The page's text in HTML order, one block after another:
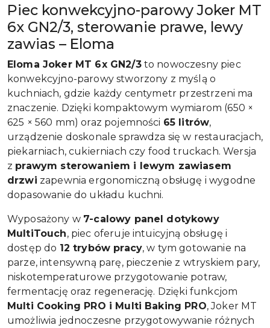
Piec konwekcyjno-parowy Joker MT
6x GN2/3, sterowanie prawe, lewy
zawias – Eloma
Eloma Joker MT 6x GN2/3to nowoczesny piec
konwekcyjno-parowy stworzony z myślą o
kuchniach, gdzie każdy centymetr przestrzeni ma
znaczenie. Dzięki kompaktowym wymiarom (650 ×
625 × 560 mm) oraz pojemności 65 litrów,
urządzenie doskonale sprawdza się w restauracjach,
piekarniach, cukierniach czy food truckach. Wersja
z prawym sterowaniem i lewym zawiasem
drzwi zapewnia ergonomiczną obsługę i wygodne
dopasowanie do układu kuchni.
Wyposażony w 7-calowy panel dotykowy
MultiTouch, piec oferuje intuicyjną obsługę i
dostęp do 12 trybów pracy, w tym gotowanie na
parze, intensywną parę, pieczenie z wtryskiem pary,
niskotemperaturowe przygotowanie potraw,
fermentację oraz regenerację. Dzięki funkcjom
Multi Cooking PRO i Multi Baking PRO, Joker MT
umożliwia jednoczesne przygotowywanie różnych